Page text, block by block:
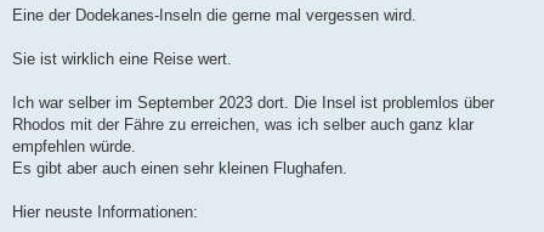
i
a
Eine der Dodekanes-Inseln die gerne mal vergessen wird.
Sie ist wirklich eine Reise wert.
Ich war selber im September 2023 dort. Die Insel ist problemlos über
Rhodos mit der Fähre zu erreichen, was ich selber auch ganz klar
empfehlen würde.
Es gibt aber auch einen sehr kleinen Flughafen.
Hier neuste Informationen: